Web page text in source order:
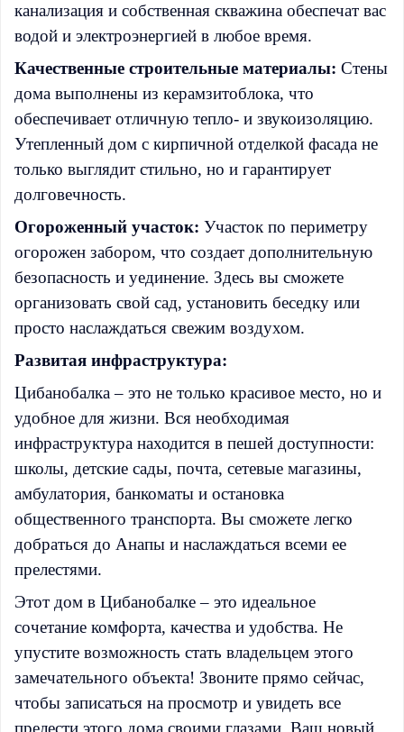
канализация и собственная скважина обеспечат вас
водой и электроэнергией в любое время.
Качественные строительные материалы: Стены
дома выполнены из керамзитоблока, что
обеспечивает отличную тепло- и звукоизоляцию.
Утепленный дом с кирпичной отделкой фасада не
только выглядит стильно, но и гарантирует
долговечность.
Огороженный участок: Участок по периметру
огорожен забором, что создает дополнительную
безопасность и уединение. Здесь вы сможете
организовать свой сад, установить беседку или
просто наслаждаться свежим воздухом.
Развитая инфраструктура:
Цибанобалка – это не только красивое место, но и
удобное для жизни. Вся необходимая
инфраструктура находится в пешей доступности:
школы, детские сады, почта, сетевые магазины,
амбулатория, банкоматы и остановка
общественного транспорта. Вы сможете легко
добраться до Анапы и наслаждаться всеми ее
прелестями.
Этот дом в Цибанобалке – это идеальное
сочетание комфорта, качества и удобства. Не
упустите возможность стать владельцем этого
замечательного объекта! Звоните прямо сейчас,
чтобы записаться на просмотр и увидеть все